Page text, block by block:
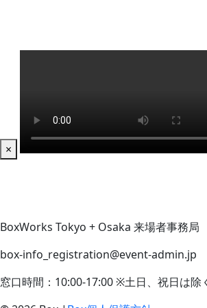
BoxWorks Tokyo + Osaka 来場者事務局
box-info_registration@event-admin.jp
窓口時間：10:00-17:00 ※土日、祝日は除
×